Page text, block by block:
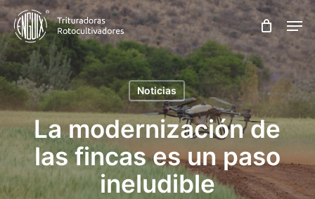
Skip
to
main
content
Noticias
La modernización de
las fincas es un paso
ineludible